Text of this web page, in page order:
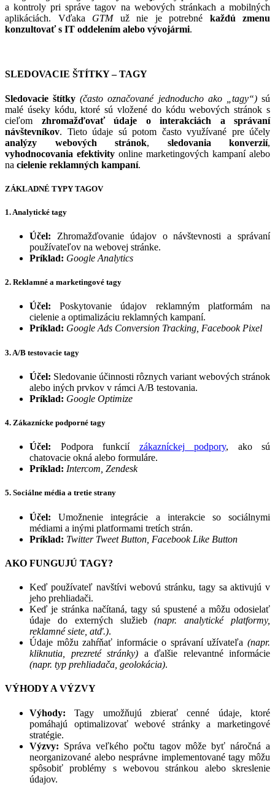
a kontroly pri správe tagov na webových stránkach a mobilných
aplikáciách. Vďaka GTMuž nie je potrebné každú zmenu
konzultovať s IT oddelením alebo vývojármi.
SLEDOVACIE ŠTÍTKY – TAGY
Sledovacie štítky (často označované jednoducho ako „tagy“)sú
malé úseky kódu, ktoré sú vložené do kódu webových stránok s
cieľom zhromažďovať údaje o interakciách a správaní
návštevníkov. Tieto údaje sú potom často využívané pre účely
analýzy webových stránok, sledovania konverzií,
vyhodnocovania efektivity online marketingových kampaní alebo
na cielenie reklamných kampaní.
ZÁKLADNÉ TYPY TAGOV
1. Analytické tagy
Účel: Zhromažďovanie údajov o návštevnosti a správaní
používateľov na webovej stránke.
Príklad: Google Analytics
2. Reklamné a marketingové tagy
Účel: Poskytovanie údajov reklamným platformám na
cielenie a optimalizáciu reklamných kampaní.
Príklad: Google Ads Conversion Tracking, Facebook Pixel
3. A/B testovacie tagy
Účel: Sledovanie účinnosti rôznych variant webových stránok
alebo iných prvkov v rámci A/B testovania.
Príklad: Google Optimize
4. Zákaznícke podporné tagy
Účel: Podpora funkcií zákazníckej podpory, ako sú
chatovacie okná alebo formuláre.
Príklad: Intercom, Zendesk
5. Sociálne média a tretie strany
Účel: Umožnenie integrácie a interakcie so sociálnymi
médiami a inými platformami tretích strán.
Príklad: Twitter Tweet Button, Facebook Like Button
AKO FUNGUJÚ TAGY?
Keď používateľ navštívi webovú stránku, tagy sa aktivujú v
jeho prehliadači.
Keď je stránka načítaná, tagy sú spustené a môžu odosielať
údaje do externých služieb(napr. analytické platformy,
reklamné siete, atď.).
Údaje môžu zahŕňať informácie o správaní užívateľa (napr.
kliknutia, prezreté stránky) a ďalšie relevantné informácie
(napr. typ prehliadača, geolokácia).
VÝHODY A VÝZVY
Výhody: Tagy umožňujú zbierať cenné údaje, ktoré
pomáhajú optimalizovať webové stránky a marketingové
stratégie.
Výzvy: Správa veľkého počtu tagov môže byť náročná a
neorganizované alebo nesprávne implementované tagy môžu
spôsobiť problémy s webovou stránkou alebo skreslenie
údajov.